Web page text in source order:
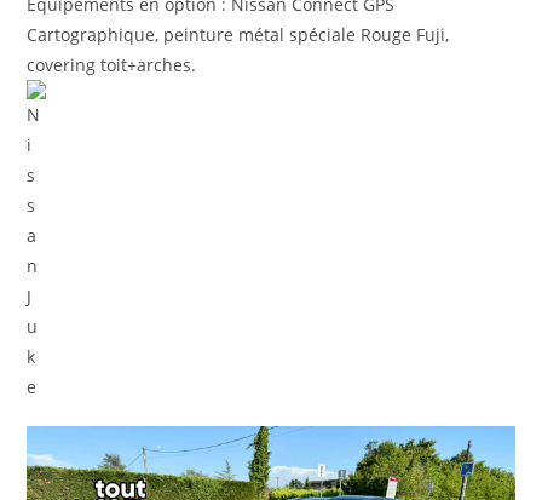
Équipements en option : Nissan Connect GPS
Cartographique, peinture métal spéciale Rouge Fuji,
covering toit+arches.